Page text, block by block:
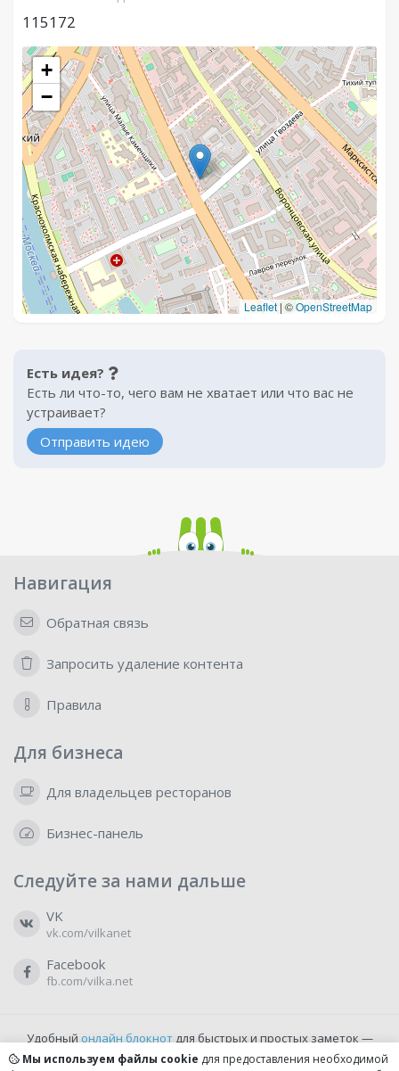
115172
+
−
Leaflet | ©OpenStreetMap
Есть идея?
Есть ли что-то, чего вам не хватает или что вас не
устраивает?
Отправить идею
Навигация
Обратная связь
Запросить удаление контента
Правила
Для бизнеса
Для владельцев ресторанов
Бизнес-панель
Следуйте за нами дальше
VK
vk.com/vilkanet
Facebook
fb.com/vilka.net
Удобный онлайн блокнотдля быстрых и простых заметок —
бесплатно и доступно прямо из браузера.
Мы используем файлы cookie для предоставления необходимой